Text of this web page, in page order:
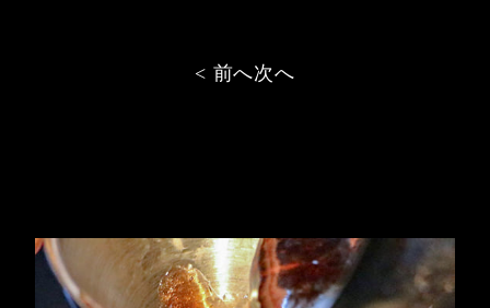
ー
シ
< 前へ次へ